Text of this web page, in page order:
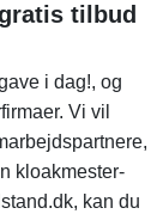
tilbud
i dag!, og
Vi vil
kloakmester-
kan du